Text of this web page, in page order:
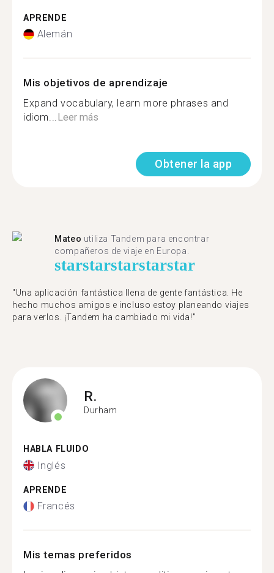
APRENDE
Alemán
Mis objetivos de aprendizaje
Expand vocabulary, learn more phrases and
idiom...Leer más
Obtener la app
Mateo utiliza Tandem para encontrar
compañeros de viaje en Europa.
starstarstarstarstar
"Una aplicación fantástica llena de gente fantástica. He
hecho muchos amigos e incluso estoy planeando viajes
para verlos. ¡Tandem ha cambiado mi vida!"
R.
Durham
HABLA FLUIDO
Inglés
APRENDE
Francés
Mis temas preferidos